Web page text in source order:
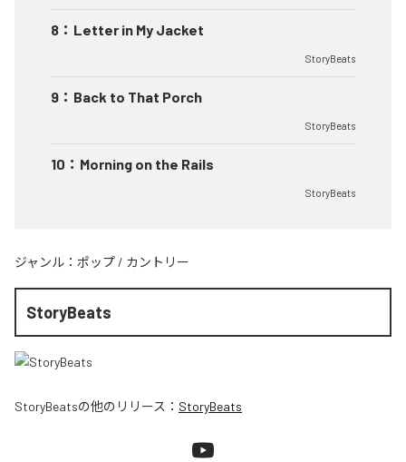
8 ： Letter in My Jacket
StoryBeats
9 ： Back to That Porch
StoryBeats
10 ： Morning on the Rails
StoryBeats
ジャンル： ポップ / カントリー
StoryBeats
StoryBeatsの他のリリース： StoryBeats